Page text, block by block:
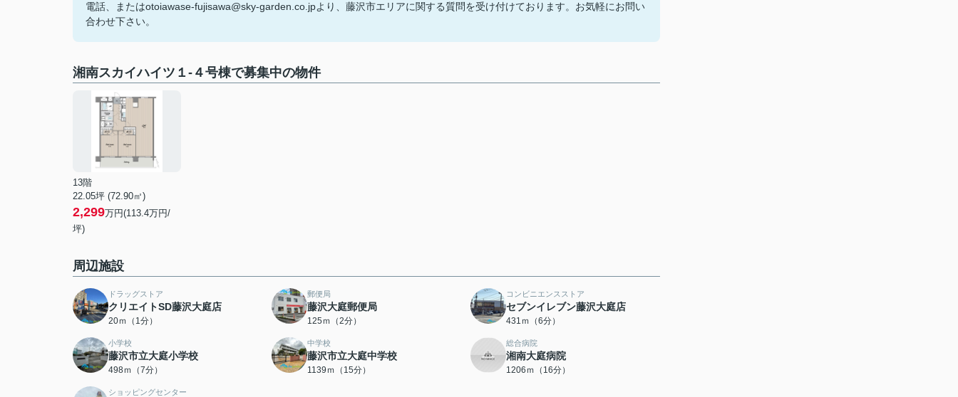
電話、またはotoiawase-fujisawa@sky-garden.co.jpより、藤沢市エリアに関する質問を受け付けております。お気軽にお問い
合わせ下さい。
湘南スカイハイツ１-４号棟で募集中の物件
13階
22.05坪 (72.90㎡)
2,299万円(113.4万円/
坪)
周辺施設
ドラッグストア
クリエイトSD藤沢大庭店
20ｍ（1分）
郵便局
藤沢大庭郵便局
125ｍ（2分）
コンビニエンスストア
セブンイレブン藤沢大庭店
431ｍ（6分）
小学校
藤沢市立大庭小学校
498ｍ（7分）
中学校
藤沢市立大庭中学校
1139ｍ（15分）
総合病院
湘南大庭病院
1206ｍ（16分）
ショッピングセンター